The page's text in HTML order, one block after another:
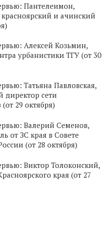
Пантелеимон,
и ачинский
Алексей Козьмин,
урбанистики ТГУ (от 30
Татьяна Павловская,
директор сети
29 октября)
Валерий Семенов,
от ЗС края в Совете
(от 28 октября)
Виктор Толоконский,
края (от 27